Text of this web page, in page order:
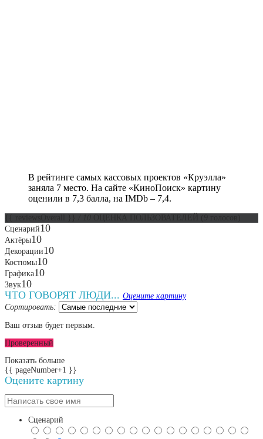
В рейтинге самых кассовых проектов «Круэлла»
заняла 7 место. На сайте «КиноПоиск» картину
оценили в 7,3 балла, на IMDb – 7,4.
Сценарий10
Актёры10
Декорации10
Костюмы10
Графика10
Звук10
ЧТО ГОВОРЯТ ЛЮДИ... Оцените картину
Сортировать:
Ваш отзыв будет первым.
Проверенный
Показать больше
{{ pageNumber+1 }}
Оцените картину
Сценарий